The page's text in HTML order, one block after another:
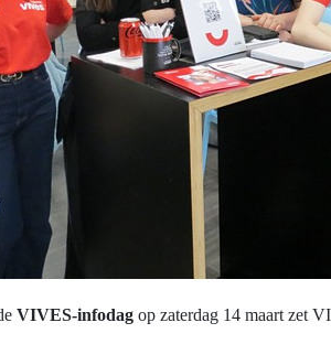
VIVES-infodag op zaterdag 14 maart zet